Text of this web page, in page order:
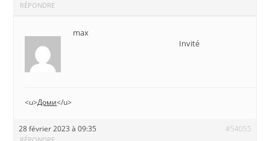
RÉPONDRE
max
Invité
<u>Доми</u>
28 février 2023 à 09:35 #54055